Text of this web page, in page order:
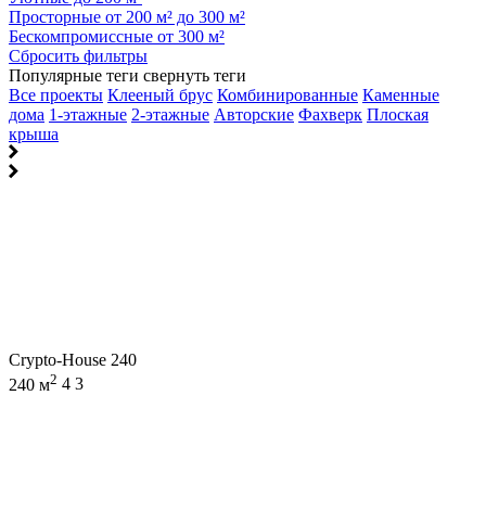
Просторные от 200 м² до 300 м²
Бескомпромиссные от 300 м²
Сбросить фильтры
Популярные теги свернуть теги
Все проекты Клееный брус Комбинированные Каменные
дома 1-этажные 2-этажные Авторские Фахверк Плоская
крыша
Crypto-House 240
240 м2 4 3